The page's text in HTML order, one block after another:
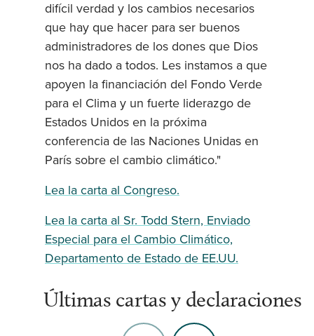
difícil verdad y los cambios necesarios
que hay que hacer para ser buenos
administradores de los dones que Dios
nos ha dado a todos. Les instamos a que
apoyen la financiación del Fondo Verde
para el Clima y un fuerte liderazgo de
Estados Unidos en la próxima
conferencia de las Naciones Unidas en
París sobre el cambio climático."
Lea la carta al Congreso.
Lea la carta al Sr. Todd Stern, Enviado
Especial para el Cambio Climático,
Departamento de Estado de EE.UU.
Últimas cartas y declaraciones